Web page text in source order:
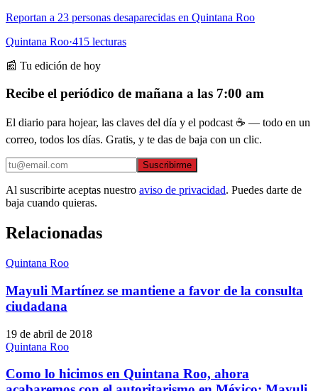
Reportan a 23 personas desaparecidas en Quintana Roo
Quintana Roo·415 lecturas
📰 Tu edición de hoy
Recibe el periódico de mañana a las 7:00 am
El diario para hojear, las claves del día y el podcast ☕ — todo en un
correo, todos los días. Gratis, y te das de baja con un clic.
Suscribirme
Al suscribirte aceptas nuestro aviso de privacidad. Puedes darte de
baja cuando quieras.
Relacionadas
Quintana Roo
Mayuli Martínez se mantiene a favor de la consulta
ciudadana
19 de abril de 2018
Quintana Roo
Como lo hicimos en Quintana Roo, ahora